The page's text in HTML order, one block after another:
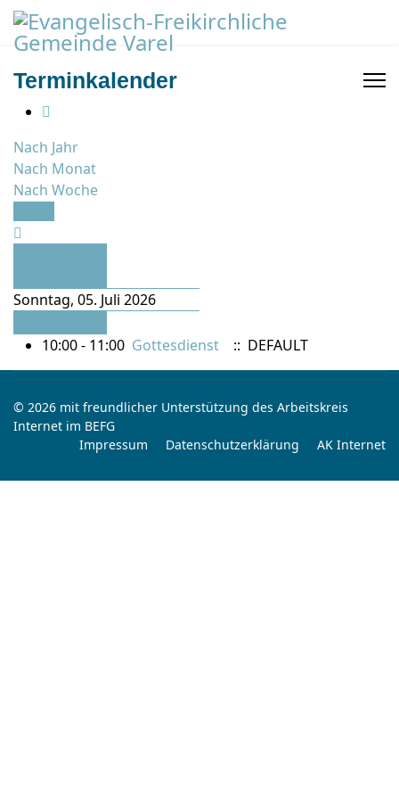
Terminkalender
Nach Jahr
Nach Monat
Nach Woche
Sonntag, 05. Juli 2026
10:00 - 11:00 Gottesdienst :: DEFAULT
© 2026 mit freundlicher Unterstützung des Arbeitskreis
Internet im BEFG
Impressum
Datenschutzerklärung AK Internet